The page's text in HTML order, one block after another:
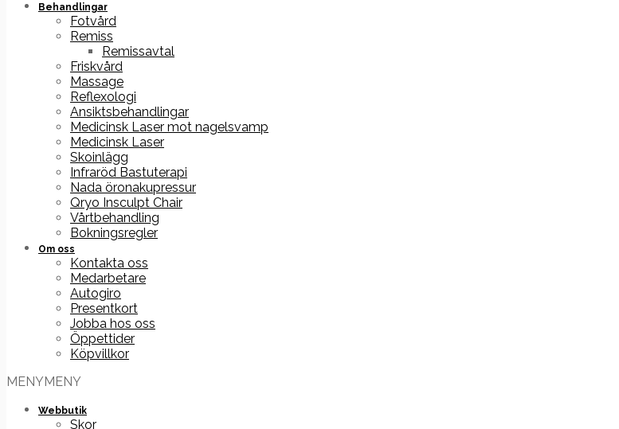
Behandlingar
Fotvård
Remiss
Remissavtal
Friskvård
Massage
Reflexologi
Ansiktsbehandlingar
Medicinsk Laser mot nagelsvamp
Medicinsk Laser
Skoinlägg
Infraröd Bastuterapi
Nada öronakupressur
Qryo Insculpt Chair
Vårtbehandling
Bokningsregler
Om oss
Kontakta oss
Medarbetare
Autogiro
Presentkort
Jobba hos oss
Öppettider
Köpvillkor
MENYMENY
Webbutik
Skor